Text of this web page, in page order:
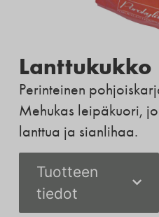
Lanttukukko
Perinteinen
Mehukas leipäkuori,
lanttua ja sianlihaa.
Tuotteen
tiedot